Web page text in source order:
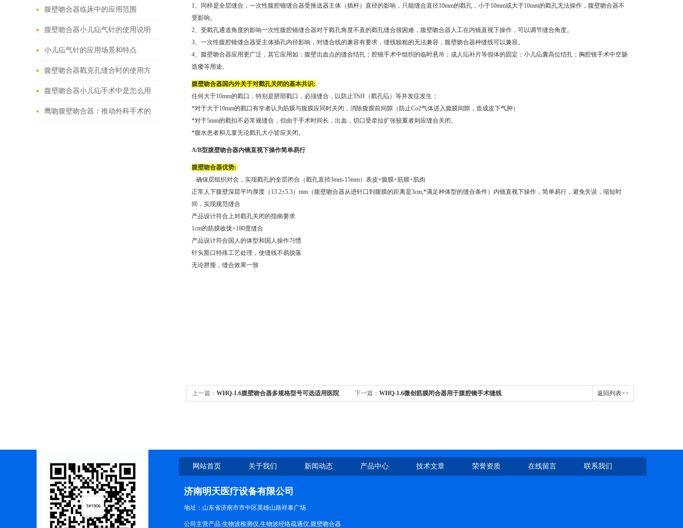
性
点？
腹壁吻合器临床中的应用范围
腹壁吻合器小儿疝气针的使用说明
小儿疝气针的应用场景和特点
腹壁吻合器戳克孔缝合时的使用方
法
腹壁吻合器小儿疝手术中是怎么用
的
鹰吻腹壁吻合器：推动外科手术的
1、同样是全层缝合，一次性腹腔镜缝合器受推送器主体（插杆）直径的影响，只能缝合直径10mm的戳孔，小于10mm或大于10mm的戳孔无法操作，腹壁吻合器不
受影响。
2、受戳孔通道角度的影响一次性腹腔镜缝合器对于戳孔角度不直的戳孔缝合很困难，腹壁吻合器人工在内镜直视下操作，可以调节缝合角度。
3、一次性腹腔镜缝合器受主体插孔内径影响，对缝合线的兼容有要求，缝线较粗的无法兼容，腹壁吻合器种缝线可以兼容。
4、腹壁吻合器应用更广泛，其它应用如：腹壁出血点的缝合结扎；腔镜手术中组织的临时悬吊；成人疝补片等假体的固定；小儿疝囊高位结扎；胸腔镜手术中空肠
造瘘等用途。
腹壁吻合器国内外关于对戳孔关闭的基本共识:
任何大于10mm的戳口，特别是脐部戳口，必须缝合，以防止TSH（戳孔疝）等并发症发生；
*对于大于10mm的戳口有学者认为筋膜与腹膜应同时关闭，消除腹膜前间隙（防止Co2气体进入腹膜间隙，造成皮下气肿）
*对于5mm的戳扣不必常规缝合，但由于手术时间长，出血，切口受牵拉扩张较重者则应缝合关闭。
*腹水患者和儿童无论戳孔大小皆应关闭。
A/B型腹壁吻合器内镜直视下操作简单易行
腹壁吻合器优势:
确保层组织对合，实现戳孔的全层闭合（戳孔直径3mm-15mm）表皮+腹膜+筋膜+肌肉
正常人下腹壁深层平均厚度（13.2±5.3）mm（腹壁吻合器从进针口到腹膜的距离是3cm,*满足种体型的缝合条件）内镜直视下操作，简单易行，避免失误，缩短时
间，实现规范缝合
产品设计符合上对戳孔关闭的指南要求
1cm的筋膜收拢+180度缝合
产品设计符合国人的体型和国人操作习惯
针头豁口特殊工艺处理，使缝线不易脱落
无论胖瘦，缝合效果一致
上一篇： WHQ-1.6腹壁吻合器多规格型号可选适用医院 下一篇： WHQ-1.6微创筋膜闭合器用于腹腔镜手术缝线 返回列表>>
网站首页 关于我们 新闻动态 产品中心 技术文章 荣誉资质 在线留言 联系我们
济南明天医疗设备有限公司
地址：山东省济南市市中区英雄山路祥泰广场
公司主营产品:生物波检测仪,生物波经络疏通仪,腹壁吻合器